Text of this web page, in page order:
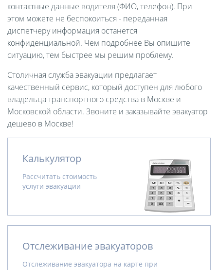
контактные данные водителя (ФИО, телефон). При
этом можете не беспокоиться - переданная
диспетчеру информация останется
конфиденциальной. Чем подробнее Вы опишите
ситуацию, тем быстрее мы решим проблему.
Столичная служба эвакуации предлагает
качественный сервис, который доступен для любого
владельца транспортного средства в Москве и
Московской области. Звоните и заказывайте эвакуатор
дешево в Москве!
Калькулятор
Рассчитать стоимость
услуги эвакуации
Отслеживание эвакуаторов
Отслеживание эвакуатора на карте при